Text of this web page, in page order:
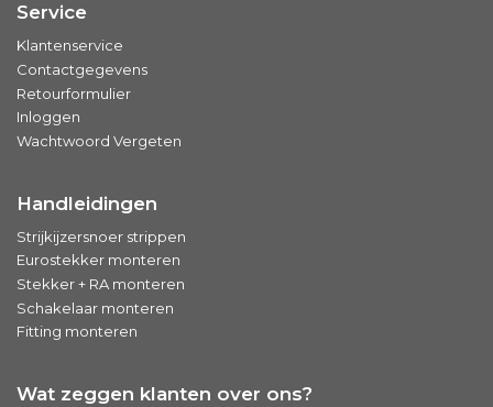
Service
Klantenservice
Contactgegevens
Retourformulier
Inloggen
Wachtwoord Vergeten
Handleidingen
Strijkijzersnoer strippen
Eurostekker monteren
Stekker + RA monteren
Schakelaar monteren
Fitting monteren
Wat zeggen klanten over ons?